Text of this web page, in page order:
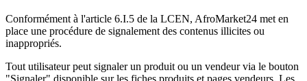
Conformément à l'article 6.I.5 de la LCEN, AfroMarket24 met en
place une procédure de signalement des contenus illicites ou
inappropriés.
Tout utilisateur peut signaler un produit ou un vendeur via le bouton